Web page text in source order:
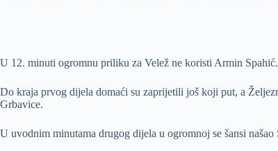
U 12. minuti ogromnu priliku za Velež ne koristi Armin
Do kraja prvog dijela domaći su zaprijetili još koji put, a
Grbavice.
U uvodnim minutama drugog dijela u ogromnoj se šansi